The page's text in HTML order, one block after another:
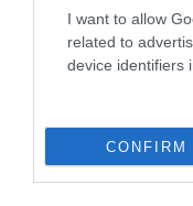
I want to allow
related to
device identifiers
CONFIRM
Ο Παναθηναϊκός θα
τουρνουά στην Ιταλία
ΤΕΛΕΥΤΑΙΑ